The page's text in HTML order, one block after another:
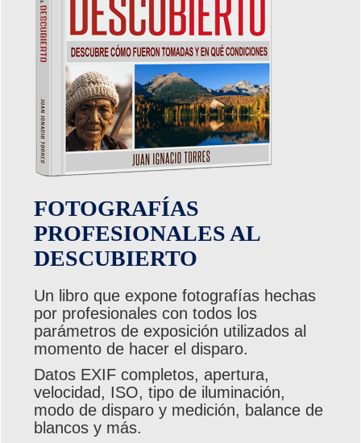
FOTOGRAFÍAS
PROFESIONALES AL
DESCUBIERTO
Un libro que expone fotografías hechas
por profesionales con todos los
parámetros de exposición utilizados al
momento de hacer el disparo.
Datos EXIF completos, apertura,
velocidad, ISO, tipo de iluminación,
modo de disparo y medición, balance de
blancos y más.